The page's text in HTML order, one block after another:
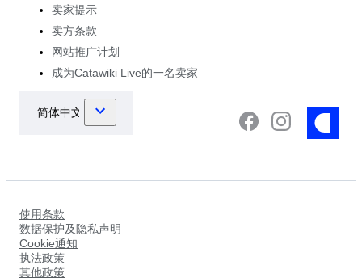
卖家提示
卖方条款
网站推广计划
成为Catawiki Live的一名卖家
使用条款
数据保护及隐私声明
Cookie通知
执法政策
其他政策